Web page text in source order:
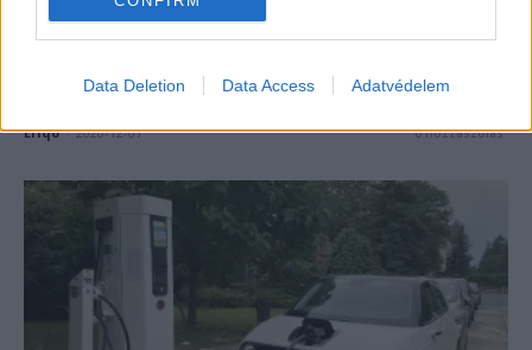
Data Deletion Data Access Adatvédelem
2022-től nem lesz belsőégésű Honda
Európában
Eriqo - 2020-12-07 0 hozzászólás